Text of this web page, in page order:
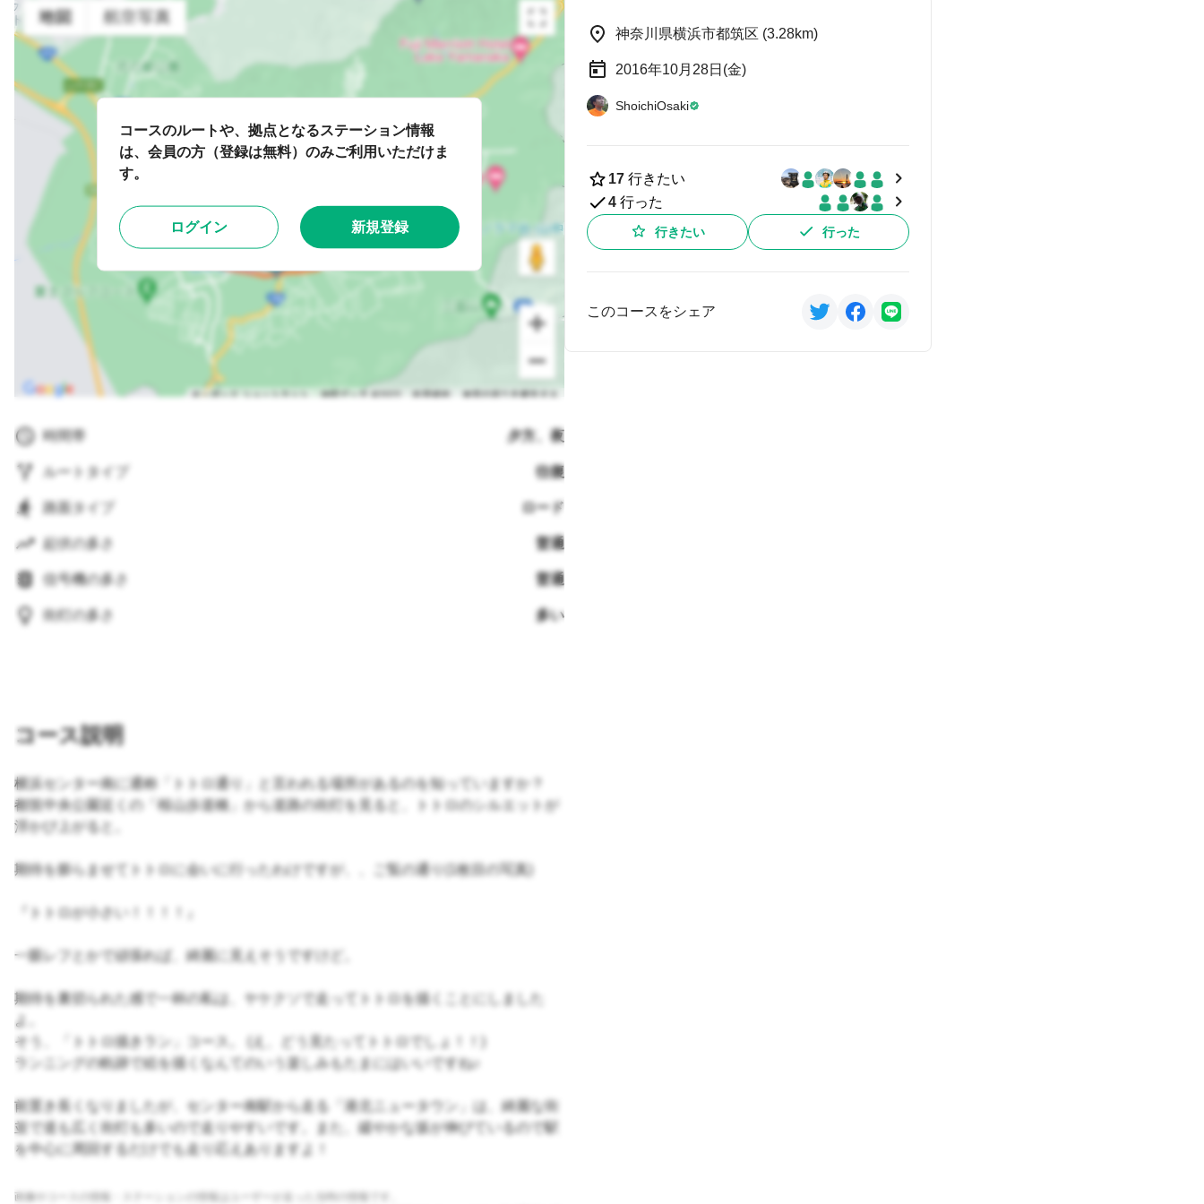
時間帯 夕方、夜
ルートタイプ 往復
路面タイプ ロード
起伏の多さ 普通
信号機の多さ 普通
街灯の多さ 多い
コース説明
横浜センター南に通称「トトロ通り」と言われる場所があるのを知っていますか？
都筑中央公園近くの「桜山歩道橋」から道路の街灯を見ると、トトロのシルエットが
浮かび上がると。
期待を膨らませてトトロに会いに行ったわけですが、、ご覧の通り(1枚目の写真)
『トトロが小さい！！！！』
一眼レフとかで頑張れば、綺麗に見えそうですけど。
期待を裏切られた感で一杯の私は、ヤケクソで走ってトトロを描くことにしました
よ。
そう、「トトロ描きラン」コース。 (え、どう見たってトトロでしょ！！)
ランニングの軌跡で絵を描くなんてのいう楽しみもたまにはいいですね♪
前置き長くなりましたが、センター南駅から走る「港北ニュータウン」は、綺麗な街
並で道も広く街灯も多いので走りやすいです。また、緩やかな坂が伸びているので駅
を中心に周回するだけでも走り応えありますよ！
画像やコースの情報・ステーションの情報はユーザーが走った当時の情報です。
コースのルートや、拠点となるステーション情報
は、会員の方（登録は無料）のみご利用いただけま
す。
ログイン 新規登録
神奈川県横浜市都筑区 (3.28km)
2016年10月28日(金)
ShoichiOsaki
17 行きたい
4 行った
行きたい 行った
このコースをシェア